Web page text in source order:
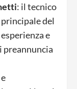
: il tecnico
del
e
preannuncia